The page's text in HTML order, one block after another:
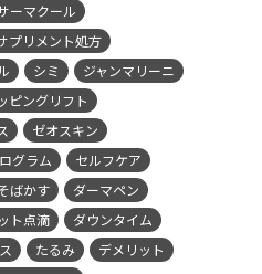
ーマクール
プリメント処方
シミ
ジャンマリーニ
ピングリフト
ゼオスキン
グラム
セルフケア
ばかす
ダーマペン
ト点滴
ダウンタイム
たるみ
デメリット